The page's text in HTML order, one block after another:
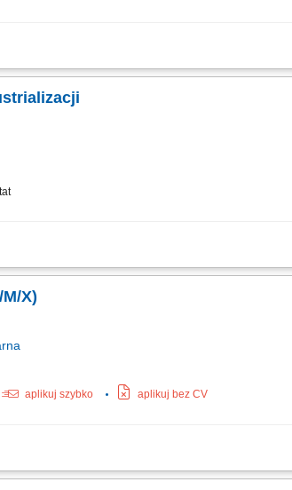
Działu Inżynierii ds. Industrializacji w
procesowej (instrukcje pracy, BHP, Lockout/Tagout,
X)
aplikuj szybko aplikuj bez CV
umów zakupowych oraz dbanie o sprawny